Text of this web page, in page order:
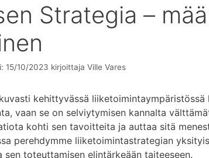
Strategia –
15/10/2023 kirjoittaja Ville Vares
kehittyvässä
vaan se on selviytymisen kannalta
kohti sen tavoitteita ja auttaa sitä
perehdymme liiketoimintastrategian
sen toteuttamisen elintärkeään taiteeseen.